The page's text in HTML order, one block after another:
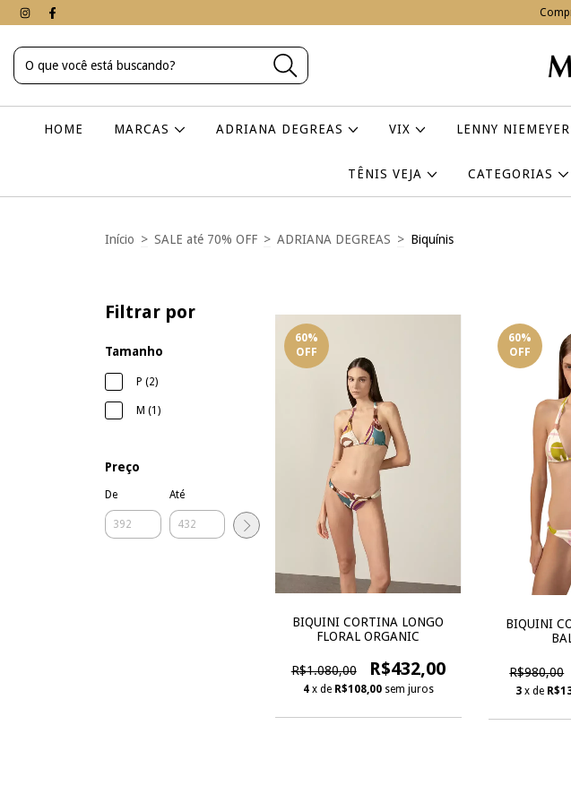
HOME MARCAS ADRIANA DEGREAS VIX LENNY
TÊNIS VEJA CATEGORIAS
Início > SALE até 70% OFF > ADRIANA DEGREAS > Biquínis
Filtrar por
Tamanho
P (2)
M (1)
Preço
De Até
60%
OFF
BIQUINI CORTINA LONGO
FLORAL ORGANIC
R$1.080,00 R$432,00
4 x de R$108,00 sem juros
60%
OFF
BIQUINI
R$980,00
3 x de